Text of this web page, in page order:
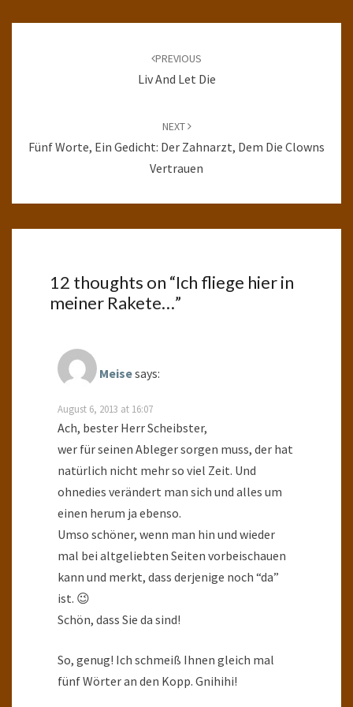
PREVIOUS
Liv And Let Die
NEXT
Fünf Worte, Ein Gedicht: Der Zahnarzt, Dem Die Clowns
Vertrauen
12 thoughts on “Ich fliege hier in
meiner Rakete…”
Meisesays:
August 6, 2013 at 16:07
Ach, bester Herr Scheibster,
wer für seinen Ableger sorgen muss, der hat
natürlich nicht mehr so viel Zeit. Und
ohnedies verändert man sich und alles um
einen herum ja ebenso.
Umso schöner, wenn man hin und wieder
mal bei altgeliebten Seiten vorbeischauen
kann und merkt, dass derjenige noch “da”
ist. 😉
Schön, dass Sie da sind!
So, genug! Ich schmeiß Ihnen gleich mal
fünf Wörter an den Kopp. Gnihihi!